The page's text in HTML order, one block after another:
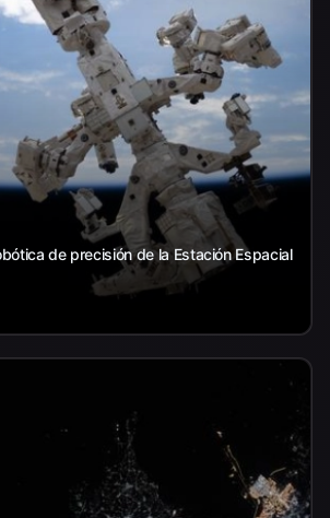
de precisión de la Estación Espacial